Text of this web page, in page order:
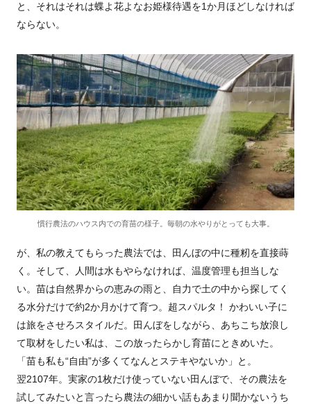
と、それはそれは蝶よ花よなお姫様待遇を1か月ほどしなければ
ならない。
慣行農法のハウス内での育苗の様子。毎朝の水やりがとっても大事。
が、私の教えてもらった農法では、田んぼの中に種籾を直接蒔
く。そして、人間は水もやらなければ、温度管理も担当しな
い。苗は自然界からの恵みの雨と、自力で土の中から探してく
る水分だけで約2か月かけて育つ。超スパルタ！ かわいい子に
は旅をさせろスタイルだ。田んぼをしながら、あちこち放浪し
て取材をしたい私は、この放ったらかし育苗にときめいた。
「苗も私も“自由”が多くてなんとステキやないか」と。
翌2107年。実家の1枚だけ使っていない田んぼで、その農法を
試してみたいと言ったら農法の細かい話もあまり聞かないうち